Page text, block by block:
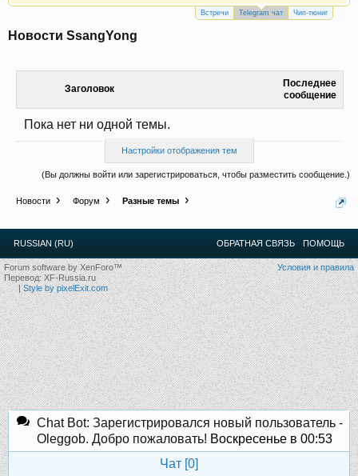
Чип-тюнинг (прошивка) дизелей от
Прошедшие встречи клуба:1.2.3.4.5.6.7.8.9.10.11.
12.13. 14.15. 16.17. 18.19.
Ближайшие мероприятия: 16 Августа 2026 года, 11
Встречи Telegram чат Чип-тюниг
Новости SsangYong
Заголовок
Последнее
сообщение
Пока нет ни одной темы.
Настройки отображения тем
(Вы должны войти или зарегистрироваться, чтобы разместить сообщение.)
Новости Форум Разные темы
RUSSIAN (RU) ОБРАТНАЯ СВЯЗЬ ПОМОЩЬ
Условия и правила
Forum software by XenForo™
Перевод:XF-Russia.ru
|Style by pixelExit.com
Chat Bot: Зарегистрировался новый пользователь -
Oleggob. Добро пожаловать! Воскресенье в 00:53
Чат [0]